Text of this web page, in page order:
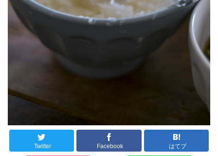
Twitter Facebook はてブ